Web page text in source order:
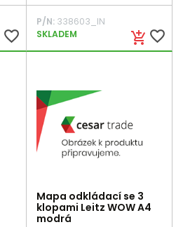
favorite_border add_shopping_cart favorite_border
P/N:338603_IN
SKLADEM
Mapa odkládací se 3
klopami Leitz WOW A4
modrá